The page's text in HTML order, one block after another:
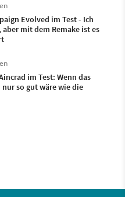
Evolved im Test - Ich
aber mit dem Remake ist es
im Test: Wenn das
nur so gut wäre wie die